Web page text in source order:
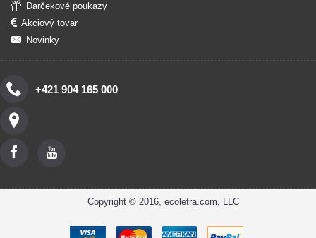
Darčekové poukazy
Akciový tovar
Novinky
+421 904 165 000
Copyright © 2016, ecoletra.com, LLC